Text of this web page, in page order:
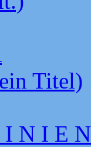
Titel)
I N I E N